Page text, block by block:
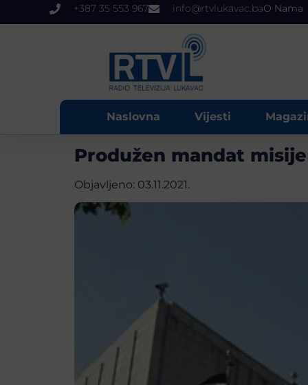
+387 35 553 967 info@rtvlukavac.baO Nama
Naslovna Vijesti
Produžen mandat misije
Objavljeno: 03.11.2021.